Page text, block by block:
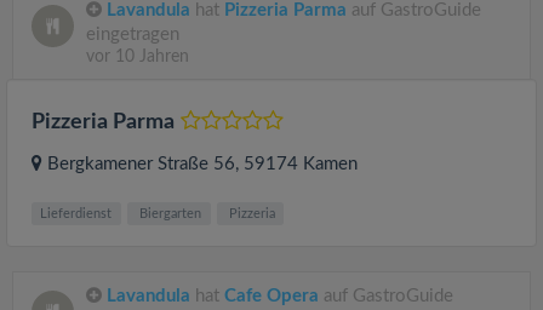
Lavandula hat Pizzeria Parma auf GastroGuide
eingetragen
vor 10 Jahren
Pizzeria Parma
Bergkamener Straße 56, 59174 Kamen
Lieferdienst Biergarten Pizzeria
Lavandula hat Cafe Opera auf GastroGuide